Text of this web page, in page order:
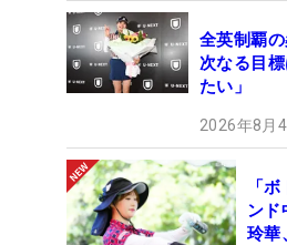
全英制覇
次なる目
たい」
2026年8月
「
ン
玲華